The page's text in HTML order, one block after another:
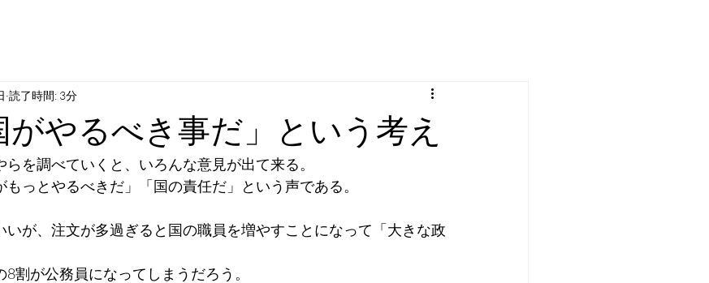
がやるべき事だ」という考え
読了時間: 3分
を調べていくと、いろんな意見が出て来る。
っとやるべきだ」「国の責任だ」という声である。
いが、注文が多過ぎると国の職員を増やすことになって「大きな政
割が公務員になってしまうだろう。